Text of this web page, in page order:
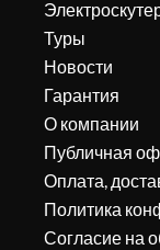
Туры
Новости
Гарантия
О компании
Публичная
Оплата,
Политика
Согласие на